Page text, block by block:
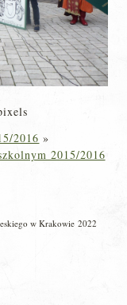
2016 »
2015/2016
w Krakowie 2022